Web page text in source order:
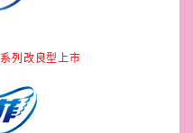
列改良型上市